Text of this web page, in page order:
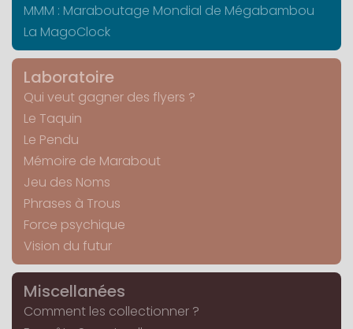
MMM : Maraboutage Mondial de Mégabambou
La MagoClock
Laboratoire
Qui veut gagner des flyers ?
Le Taquin
Le Pendu
Mémoire de Marabout
Jeu des Noms
Phrases à Trous
Force psychique
Vision du futur
Miscellanées
Comment les collectionner ?